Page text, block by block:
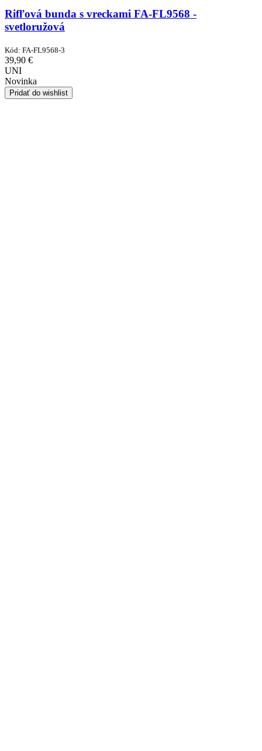
Rifľová bunda s vreckami FA-FL9568 -
svetloružová
Kód: FA-FL9568-3
39,90 €
UNI
Novinka
Pridať do wishlist